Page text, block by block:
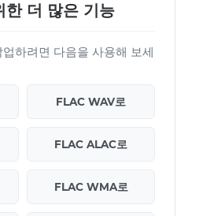
더 많은 기능
하려면 다음을 사용해 보세
FLAC WAV로
FLAC ALAC로
FLAC WMA로